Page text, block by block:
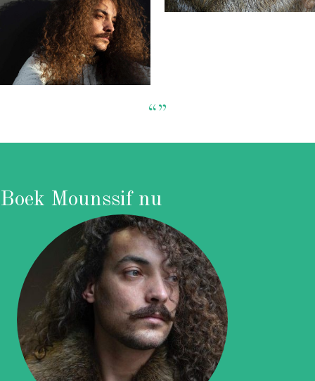
“”
Boek Mounssif nu